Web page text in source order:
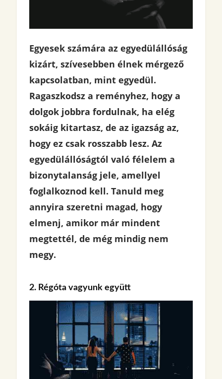
Egyesek számára az egyedülállóság
kizárt, szívesebben élnek mérgező
kapcsolatban, mint egyedül.
Ragaszkodsz a reményhez, hogy a
dolgok jobbra fordulnak, ha elég
sokáig kitartasz, de az igazság az,
hogy ez csak rosszabb lesz. Az
egyedülállóságtól való félelem a
bizonytalanság jele, amellyel
foglalkoznod kell. Tanuld meg
annyira szeretni magad, hogy
elmenj, amikor már mindent
megtettél, de még mindig nem
megy.
2. Régóta vagyunk együtt